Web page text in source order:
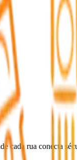
rua conecta